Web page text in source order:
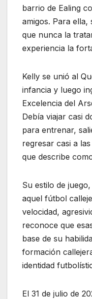
barrio de Ealing
amigos. Para ella,
que nunca la
experiencia la
Kelly se unió al
infancia y luego
Excelencia del
Debía viajar casi
para entrenar,
regresar casi a
que describe
Su estilo de
aquel fútbol
velocidad,
reconoce que
base de su
formación
identidad
El 31 de julio de